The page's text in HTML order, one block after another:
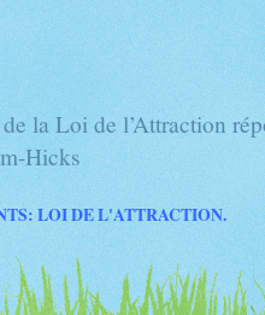
la Loi de l’Attraction
Hicks
LOI DE L'ATTRACTION.